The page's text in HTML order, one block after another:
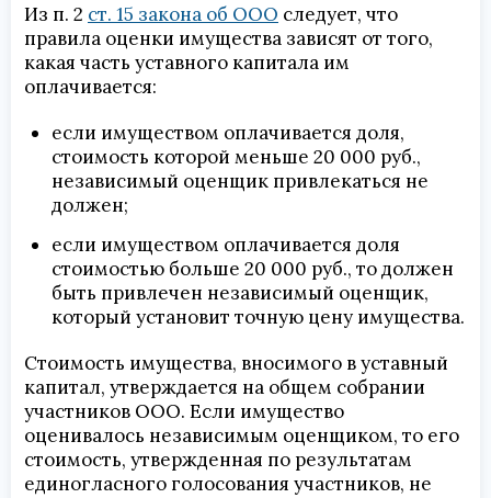
Из п. 2 ст. 15 закона об ООО следует, что
правила оценки имущества зависят от того,
какая часть уставного капитала им
оплачивается:
если имуществом оплачивается доля,
стоимость которой меньше 20 000 руб.,
независимый оценщик привлекаться не
должен;
если имуществом оплачивается доля
стоимостью больше 20 000 руб., то должен
быть привлечен независимый оценщик,
который установит точную цену имущества.
Стоимость имущества, вносимого в уставный
капитал, утверждается на общем собрании
участников ООО. Если имущество
оценивалось независимым оценщиком, то его
стоимость, утвержденная по результатам
единогласного голосования участников, не